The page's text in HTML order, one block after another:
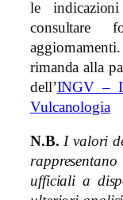
le
consultare
rimanda alla
dell’INGV –
Vulcanologia
N.B. I valori
ufficiali a